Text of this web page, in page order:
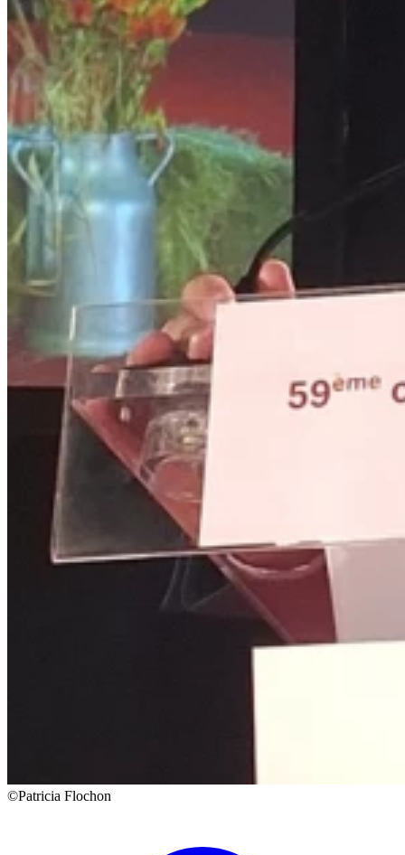
©Patricia Flochon